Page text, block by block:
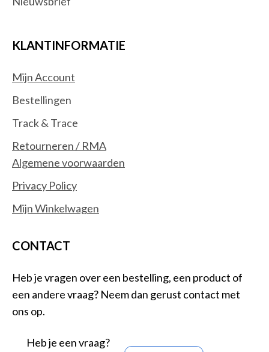
Smart plugs
Switchcomponenten
Waterdetectoren
Software
Besturingssystemen
Office Suites
KLANTINFORMATIE
Mijn Account
Bestellingen
Track & Trace
Retourneren / RMA
Algemene voorwaarden
Privacy Policy
Mijn Winkelwagen
CONTACT
Heb je vragen over een bestelling, een product of
een andere vraag? Neem dan gerust contact met
ons op.
Heb je een vraag?